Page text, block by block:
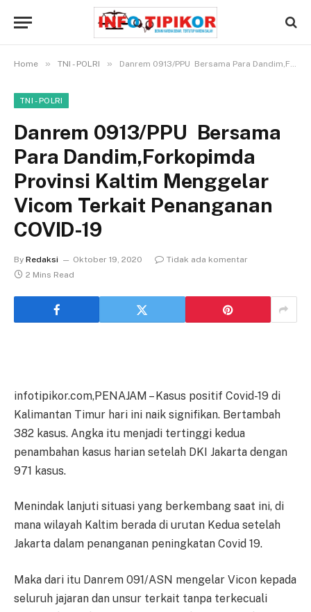
Home » TNI - POLRI » Danrem 0913/PPU Bersama Para Dandim,Forkopimda Provinsi Kaltim Menggelar Vicom Terkait Penanganan COVID-19
TNI - POLRI
Danrem 0913/PPU Bersama
Para Dandim,Forkopimda
Provinsi Kaltim Menggelar
Vicom Terkait Penanganan
COVID-19
By Redaksi Oktober 19, 2020
Tidak ada komentar
2 Mins Read
infotipikor.com,PENAJAM – Kasus positif Covid-19 di
Kalimantan Timur hari ini naik signifikan. Bertambah
382 kasus. Angka itu menjadi tertinggi kedua
penambahan kasus harian setelah DKI Jakarta dengan
971 kasus.
Menindak lanjuti situasi yang berkembang saat ini, di
mana wilayah Kaltim berada di urutan Kedua setelah
Jakarta dalam penanganan peningkatan Covid 19.
Maka dari itu Danrem 091/ASN mengelar Vicon kepada
seluruh jajaran dan unsur terkait tanpa terkecuali